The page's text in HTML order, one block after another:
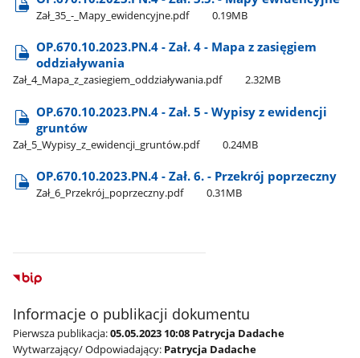
Zał​_35​_-​_Mapy​_ewidencyjne.pdf 0.19MB
OP.670.10.2023.PN.4 - Zał. 4 - Mapa z zasięgiem
oddziaływania
Zał​_4​_Mapa​_z​_zasiegiem​_oddziaływania.pdf 2.32MB
OP.670.10.2023.PN.4 - Zał. 5 - Wypisy z ewidencji
gruntów
Zał​_5​_Wypisy​_z​_ewidencji​_gruntów.pdf 0.24MB
OP.670.10.2023.PN.4 - Zał. 6. - Przekrój poprzeczny
Zał​_6​_Przekrój​_poprzeczny.pdf 0.31MB
Informacje o publikacji dokumentu
Pierwsza publikacja:05.05.2023 10:08 Patrycja Dadache
Wytwarzający/ Odpowiadający: Patrycja Dadache